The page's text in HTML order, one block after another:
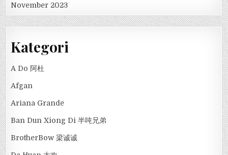
November 2023
Kategori
A Do 阿杜
Afgan
Ariana Grande
Ban Dun Xiong Di 半吨兄弟
BrotherBow 梁诚诚